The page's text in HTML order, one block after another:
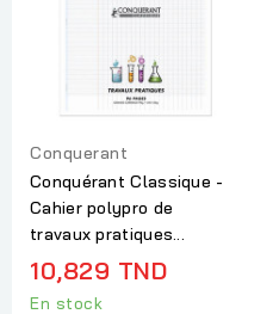
Conquerant
Conquérant Classique -
Cahier polypro de
travaux pratiques...
10,829 TND
En stock